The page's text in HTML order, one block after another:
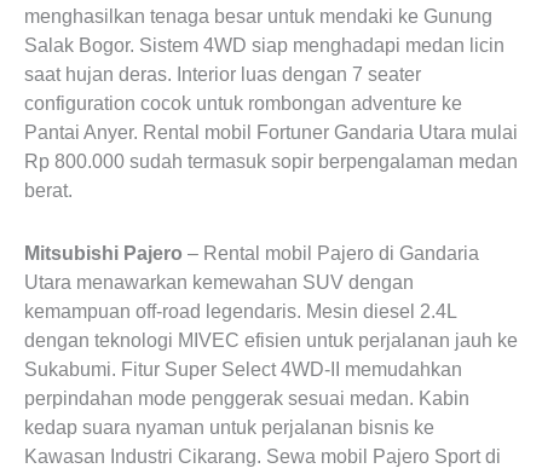
menghasilkan tenaga besar untuk mendaki ke Gunung
Salak Bogor. Sistem 4WD siap menghadapi medan licin
saat hujan deras. Interior luas dengan 7 seater
configuration cocok untuk rombongan adventure ke
Pantai Anyer. Rental mobil Fortuner Gandaria Utara mulai
Rp 800.000 sudah termasuk sopir berpengalaman medan
berat.
Mitsubishi Pajero – Rental mobil Pajero di Gandaria
Utara menawarkan kemewahan SUV dengan
kemampuan off-road legendaris. Mesin diesel 2.4L
dengan teknologi MIVEC efisien untuk perjalanan jauh ke
Sukabumi. Fitur Super Select 4WD-II memudahkan
perpindahan mode penggerak sesuai medan. Kabin
kedap suara nyaman untuk perjalanan bisnis ke
Kawasan Industri Cikarang. Sewa mobil Pajero Sport di